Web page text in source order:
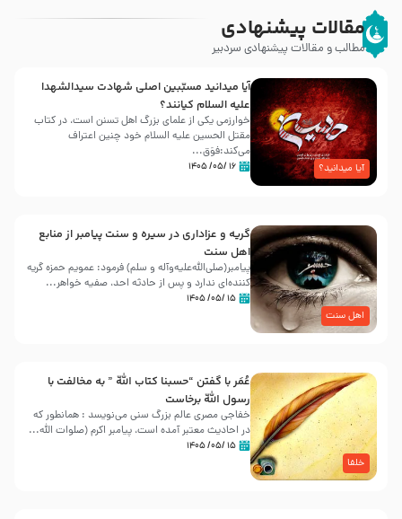
مقالات پیشنهادی
مطالب و مقالات پیشنهادی سردبیر
آیا میدانید؟
آیا میدانید مسبّبین اصلی شهادت سیدالشهدا
علیه ‌السلام کیانند؟
خوارزمی یکی از علمای بزرگ اهل تسنن است، در کتاب
مقتل الحسین علیه ‌السلام خود چنین اعتراف
می‌کند:فوَق...
۱۶ /۰۵/ ۱۴۰۵
اهل سنت
گریه و عزاداری در سیره و سنت پیامبر از منابع
اهل سنت
پیامبر(صلی‌الله‌علیه‌وآله و سلم) فرمود: عمویم حمزه گریه
کننده‌ای ندارد و پس از حادثه احد، صفیه خواهر...
۱۵ /۰۵/ ۱۴۰۵
خلفا
عُمَر با گفتن “حسبنا كتاب اللّه ” به مخالفت با
رسول اللّه برخاست
خفاجی مصری عالم بزرگ سنی می‌نویسد : همانطور که
در احادیث معتبر آمده است، پیامبر اکرم (صلوات اللّه...
۱۵ /۰۵/ ۱۴۰۵